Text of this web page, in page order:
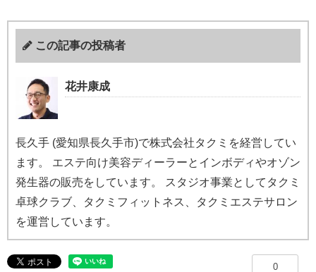
この記事の投稿者
花井康成
長久手 (愛知県長久手市)で株式会社タクミを経営してい
ます。 エステ向け美容ディーラーとインボディやオゾン
発生器の販売をしています。 スタジオ事業としてタクミ
卓球クラブ、タクミフィットネス、タクミエステサロン
を運営しています。
0